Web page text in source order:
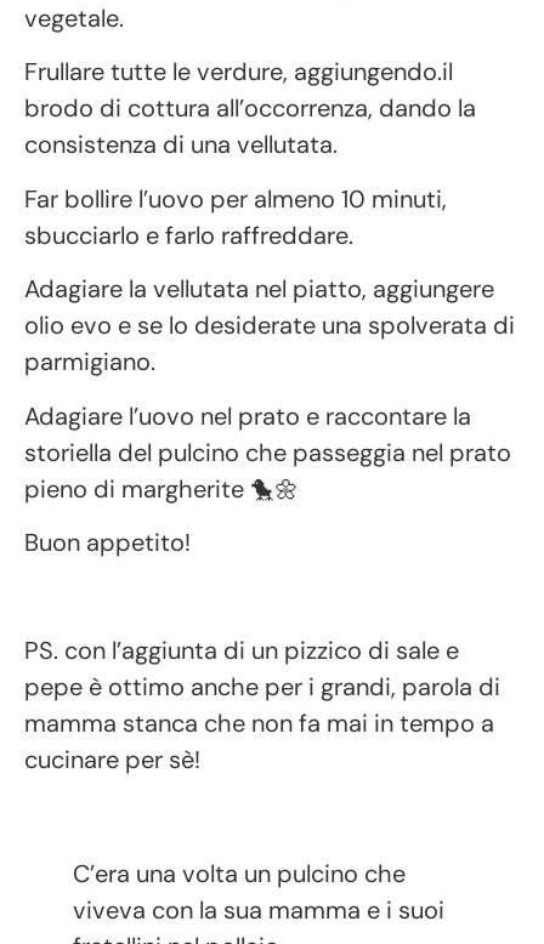
vegetale.
Frullare tutte le verdure, aggiungendo.il
brodo di cottura all’occorrenza, dando la
consistenza di una vellutata.
Far bollire l’uovo per almeno 10 minuti,
sbucciarlo e farlo raffreddare.
Adagiare la vellutata nel piatto, aggiungere
olio evo e se lo desiderate una spolverata di
parmigiano.
Adagiare l’uovo nel prato e raccontare la
storiella del pulcino che passeggia nel prato
pieno di margherite 🐤🌼
Buon appetito!
PS. con l’aggiunta di un pizzico di sale e
pepe è ottimo anche per i grandi, parola di
mamma stanca che non fa mai in tempo a
cucinare per sè!
C’era una volta un pulcino che
viveva con la sua mamma e i suoi